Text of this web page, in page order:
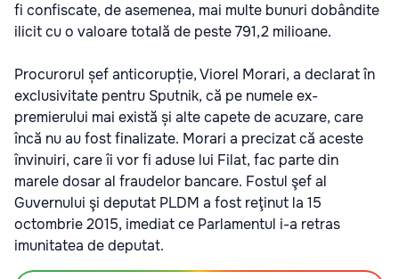
fi confiscate, de asemenea, mai multe bunuri dobândite
ilicit cu o valoare totală de peste 791,2 milioane.
Procurorul șef anticorupție, Viorel Morari, a declarat în
exclusivitate pentru Sputnik, că pe numele ex-
premierului mai există și alte capete de acuzare, care
încă nu au fost finalizate. Morari a precizat că aceste
învinuiri, care îi vor fi aduse lui Filat, fac parte din
marele dosar al fraudelor bancare. Fostul şef al
Guvernului şi deputat PLDM a fost reţinut la 15
octombrie 2015, imediat ce Parlamentul i-a retras
imunitatea de deputat.